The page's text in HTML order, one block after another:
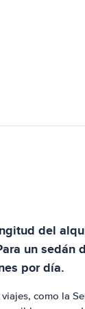
del
un
por día.
como la